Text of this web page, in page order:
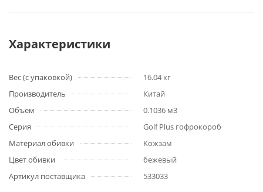
Характеристики
Вес (с упаковкой)
16.04 кг
Производитель
Китай
Объем
0.1036 м3
Серия
Golf Plus гофрокороб
Материал обивки
Кожзам
Цвет обивки
бежевый
Артикул поставщика
533033